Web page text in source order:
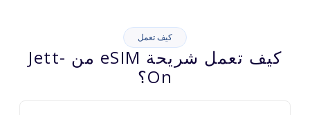
كيف تعمل
كيف تعمل شريحة eSIM من Jett-
On؟